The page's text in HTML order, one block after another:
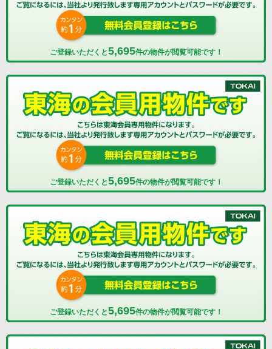
ご登録いただくと5,695件の物件が閲覧可能です！
ご登録いただくと5,695件の物件が閲覧可能です！
ご登録いただくと5,695件の物件が閲覧可能です！